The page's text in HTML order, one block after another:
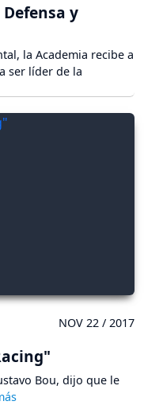
y
la Academia recibe a
ser líder de la
NOV 22 / 2017
Bou, dijo que le